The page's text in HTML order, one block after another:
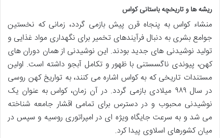
ریشه ها و تاریخچه باستانی کواس
منشاء کواس به پنجاه قرن پیش بازمی گردد، زمانی که نخستین
جوامع بشری به دنبال فرآیندهای تخمیر برای نگهداری مواد غذایی و
تولید نوشیدنی های جدید بودند. این نوشیدنی از همان دوران های
کهن، پیوندی ناگسستنی با ظهور و تکامل آبجو داشته است. اولین
مستندات تاریخی که به کواس اشاره می کنند، به تواریخ کهن روسی
در سال ۹۸۹ میلادی بازمی گردد. در آن زمان، کواس به عنوان یک
نوشیدنی محبوب و در دسترس برای تمامی اقشار جامعه شناخته
می شد و به سرعت جایگاه ویژه ای در امپراتوری روسیه و سپس در
میان کشورهای اسلاوی پیدا کرد.